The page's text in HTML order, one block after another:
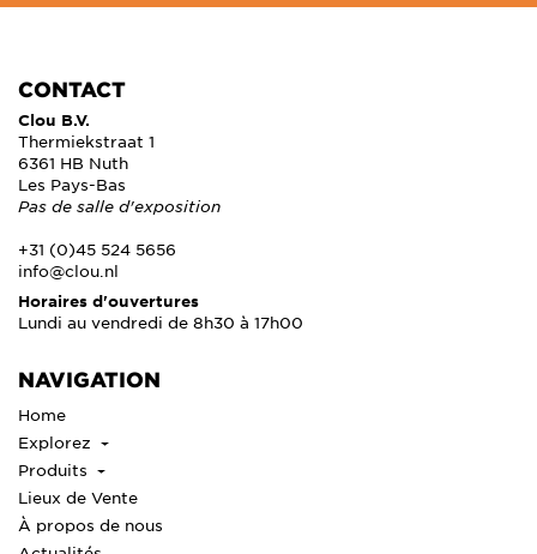
CONTACT
Clou B.V.
Thermiekstraat 1
6361 HB Nuth
Les Pays-Bas
Pas de salle d'exposition
+31 (0)45 524 5656
info@clou.nl
Horaires d'ouvertures
Lundi au vendredi de 8h30 à 17h00
NAVIGATION
Home
Explorez
Produits
Lieux de Vente
À propos de nous